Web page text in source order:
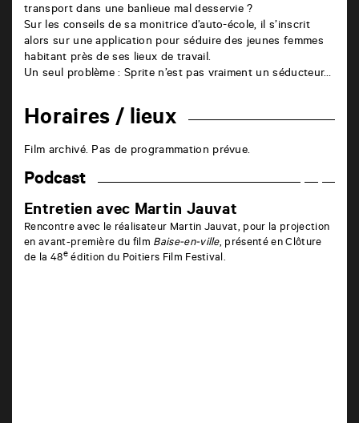
transport dans une banlieue mal desservie ?
Sur les conseils de sa monitrice d’auto-école, il s’inscrit
alors sur une application pour séduire des jeunes femmes
habitant près de ses lieux de travail.
Un seul problème : Sprite n’est pas vraiment un séducteur…
Horaires / lieux
Film archivé. Pas de programmation prévue.
Podcast
Entretien avec Martin Jauvat
Rencontre avec le réalisateur Martin Jauvat, pour la projection
en avant-première du film Baise-en-ville, présenté en Clôture
de la 48eédition du Poitiers Film Festival.